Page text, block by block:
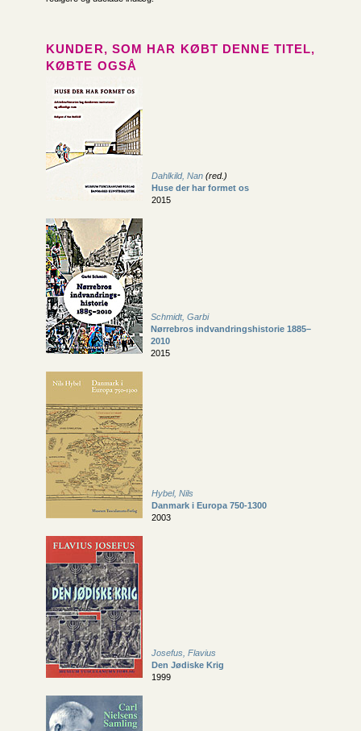
KUNDER, SOM HAR KØBT DENNE TITEL,
KØBTE OGSÅ
Dahlkild, Nan (red.)
Huse der har formet os
2015
Schmidt, Garbi
Nørrebros indvandringshistorie 1885–
2010
2015
Hybel, Nils
Danmark i Europa 750-1300
2003
Josefus, Flavius
Den Jødiske Krig
1999